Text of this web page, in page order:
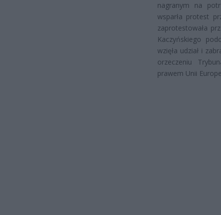
nagranym na
wsparła protest
zaprotestowała
Kaczyńskiego
wzięła udział i
orzeczeniu
prawem Unii